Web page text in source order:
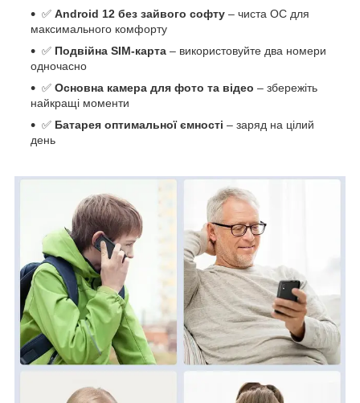
✅ Android 12 без зайвого софту – чиста ОС для
максимального комфорту
✅ Подвійна SIM-карта – використовуйте два номери
одночасно
✅ Основна камера для фото та відео – збережіть
найкращі моменти
✅ Батарея оптимальної ємності – заряд на цілий
день